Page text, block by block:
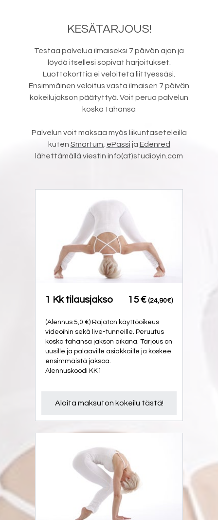
KESÄTARJOUS!
Testaa palvelua ilmaiseksi 7 päivän ajan ja
löydä itsellesi sopivat harjoitukset.
Luottokorttia ei veloiteta liittyessäsi.
Ensimmäinen veloitus vasta ilmaisen 7 päivän
kokeilujakson päätyttyä. Voit perua palvelun
koska tahansa
Palvelun voit maksaa myös liikuntaseteleilla
kuten Smartum ePassi ja Edenred
lähettämällä viestin info(at)studioyin.com
1 Kk tilausjakso 15 € (24,90€)
(Alennus 5,0 €) Rajaton käyttöoikeus
videoihin sekä live-tunneille. Peruutus
koska tahansa jakson aikana. Tarjous on
uusille ja palaaville asiakkaille ja koskee
ensimmäistä jaksoa.
Alennuskoodi KK1
Aloita maksuton kokeilu tästä!